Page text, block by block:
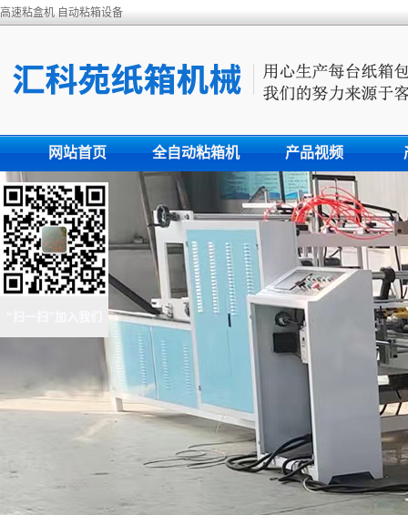
高速粘盒机 自动粘箱设备
网站首页 全自动粘箱机 产品视频